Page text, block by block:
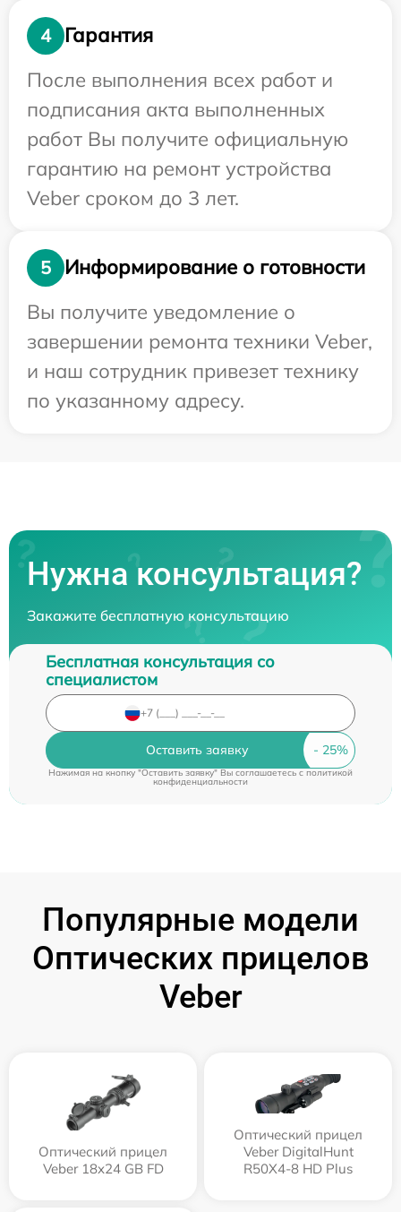
4
Гарантия
После выполнения всех работ и
подписания акта выполненных
работ Вы получите официальную
гарантию на ремонт устройства
Veber сроком до 3 лет.
5
Информирование о готовности
Вы получите уведомление о
завершении ремонта техники Veber,
и наш сотрудник привезет технику
по указанному адресу.
Нужна консультация?
Закажите бесплатную консультацию
Бесплатная консультация со
специалистом
Оставить заявку
Нажимая на кнопку "Оставить заявку" Вы соглашаетесь cполитикой
конфиденциальности
Популярные модели
Оптических прицелов
Veber
Оптический прицел
Veber 18x24 GB FD
Оптический прицел
Veber DigitalHunt
R50X4-8 HD Plus